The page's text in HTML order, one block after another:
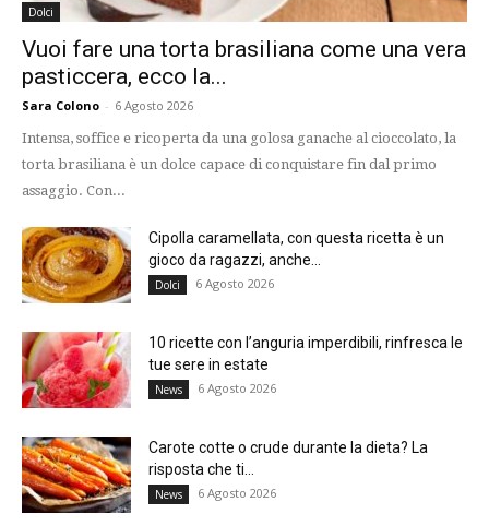
Dolci
Vuoi fare una torta brasiliana come una vera
pasticcera, ecco la...
Sara Colono - 6 Agosto 2026
Intensa, soffice e ricoperta da una golosa ganache al cioccolato, la
torta brasiliana è un dolce capace di conquistare fin dal primo
assaggio. Con...
Cipolla caramellata, con questa ricetta è un
gioco da ragazzi, anche...
Dolci 6 Agosto 2026
10 ricette con l’anguria imperdibili, rinfresca le
tue sere in estate
News 6 Agosto 2026
Carote cotte o crude durante la dieta? La
risposta che ti...
News 6 Agosto 2026